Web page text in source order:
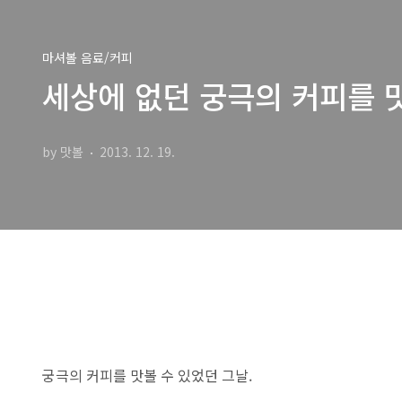
마셔볼 음료/커피
세상에 없던 궁극의 커피를
by 맛볼 2013. 12. 19.
궁극의 커피를 맛볼 수 있었던 그날.